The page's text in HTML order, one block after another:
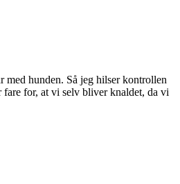
med hunden. Så jeg hilser kontrollen
for, at vi selv bliver knaldet, da vi